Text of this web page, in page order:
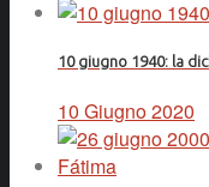
10 giugno 1940: la
10 Giugno 2020